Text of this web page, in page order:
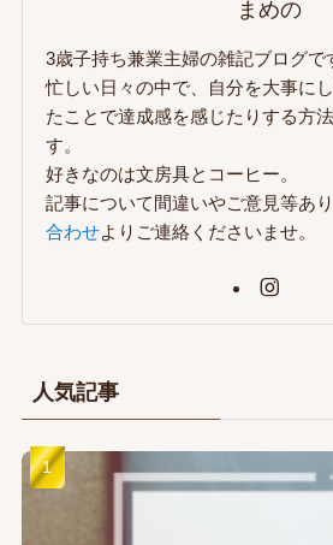
まめの
3歳子持ち兼業主婦の雑記ブログで
忙しい日々の中で、自分を大事に
たことで達成感を感じたりする方
す。
好きなのは文房具とコーヒー。
記事について間違いやご意見等あり
合わせよりご連絡くださいませ。
人気記事